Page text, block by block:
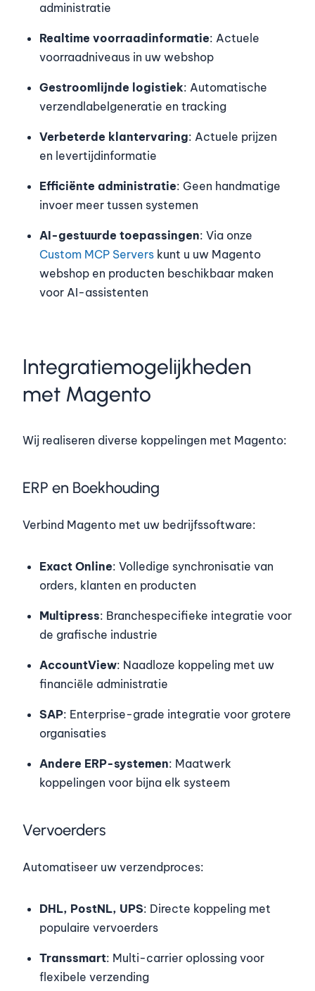
administratie
Realtime voorraadinformatie: Actuele
voorraadniveaus in uw webshop
Gestroomlijnde logistiek: Automatische
verzendlabelgeneratie en tracking
Verbeterde klantervaring: Actuele prijzen
en levertijdinformatie
Efficiënte administratie: Geen handmatige
invoer meer tussen systemen
AI-gestuurde toepassingen: Via onze
Custom MCP Servers kunt u uw Magento
webshop en producten beschikbaar maken
voor AI-assistenten
Integratiemogelijkheden
met Magento
Wij realiseren diverse koppelingen met Magento:
ERP en Boekhouding
Verbind Magento met uw bedrijfssoftware:
Exact Online: Volledige synchronisatie van
orders, klanten en producten
Multipress: Branchespecifieke integratie voor
de grafische industrie
AccountView: Naadloze koppeling met uw
financiële administratie
SAP: Enterprise-grade integratie voor grotere
organisaties
Andere ERP-systemen: Maatwerk
koppelingen voor bijna elk systeem
Vervoerders
Automatiseer uw verzendproces:
DHL, PostNL, UPS: Directe koppeling met
populaire vervoerders
Transsmart: Multi-carrier oplossing voor
flexibele verzending